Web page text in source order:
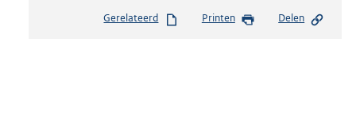
s
Gerelateerd Printen Delen